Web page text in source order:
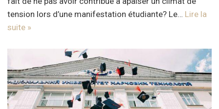
tension lors d’une manifestation étudiante? Le… Lire la
suite »